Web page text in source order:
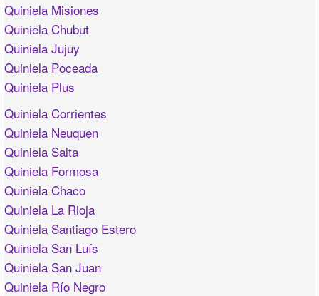
Quiniela Misiones
Quiniela Chubut
Quiniela Jujuy
Quiniela Poceada
Quiniela Plus
Quiniela Corrientes
Quiniela Neuquen
Quiniela Salta
Quiniela Formosa
Quiniela Chaco
Quiniela La Rioja
Quiniela Santiago Estero
Quiniela San Luís
Quiniela San Juan
Quiniela Río Negro